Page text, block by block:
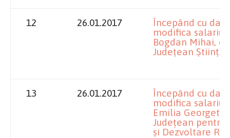
12 26.01.2017
Începând cu
modifica salariul
Bogdan Mihai,
Judeţean Ştiinţa
13 26.01.2017
Începând cu
modifica
Emilia
Judeţean pentru
şi Dezvoltare